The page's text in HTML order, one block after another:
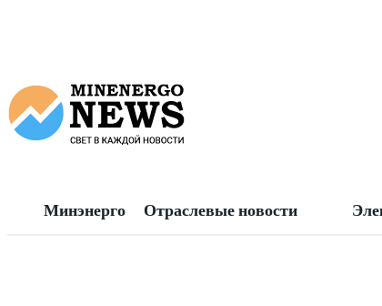
Минэнерго Отраслевые новости